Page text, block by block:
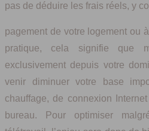
pas de déduire les frais réels, y
pagement de votre logement ou
pratique, cela signifie que
exclusivement depuis votre
venir diminuer votre base
chauffage, de connexion
bureau. Pour optimiser